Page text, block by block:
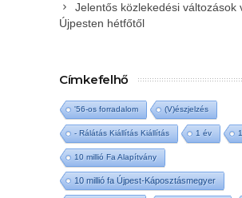
Jelentős közlekedési változások
Újpesten hétfőtől
Címkefelhő
'56-os forradalom (V)észjelzés
- Rálátás Kiállítás Kiállítás 1 év
10 millió Fa Alapítvány
10 millió fa Újpest-Káposztásmegyer